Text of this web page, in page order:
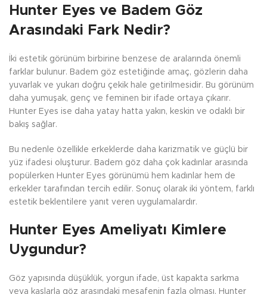
Hunter Eyes ve Badem Göz
Arasındaki Fark Nedir?
İki estetik görünüm birbirine benzese de aralarında önemli
farklar bulunur. Badem göz estetiğinde amaç, gözlerin daha
yuvarlak ve yukarı doğru çekik hale getirilmesidir. Bu görünüm
daha yumuşak, genç ve feminen bir ifade ortaya çıkarır.
Hunter Eyes ise daha yatay hatta yakın, keskin ve odaklı bir
bakış sağlar.
Bu nedenle özellikle erkeklerde daha karizmatik ve güçlü bir
yüz ifadesi oluşturur. Badem göz daha çok kadınlar arasında
popülerken Hunter Eyes görünümü hem kadınlar hem de
erkekler tarafından tercih edilir. Sonuç olarak iki yöntem, farklı
estetik beklentilere yanıt veren uygulamalardır.
Hunter Eyes Ameliyatı Kimlere
Uygundur?
Göz yapısında düşüklük, yorgun ifade, üst kapakta sarkma
veya kaşlarla göz arasındaki mesafenin fazla olması, Hunter